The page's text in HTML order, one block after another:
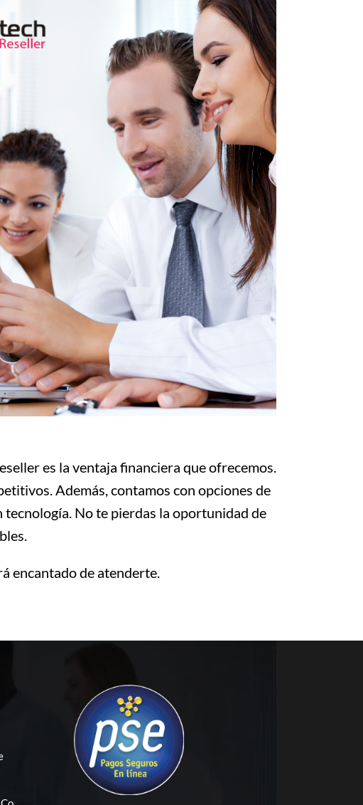
es la ventaja financiera que ofrecemos.
Además, contamos con opciones de
No te pierdas la oportunidad de
encantado de atenderte.